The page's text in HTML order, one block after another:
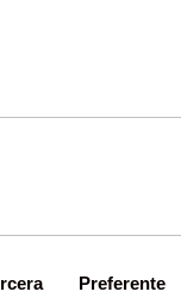
Preferente